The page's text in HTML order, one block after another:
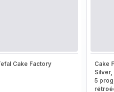
Cake Factory
Cake
Silver,
5